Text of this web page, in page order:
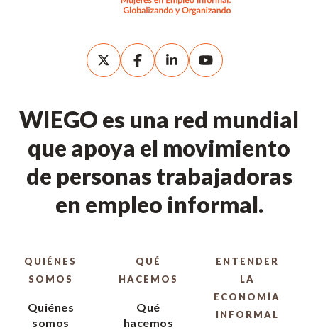
WIEGO es una red mundial
que apoya el movimiento
de personas trabajadoras
en empleo informal.
QUIÉNES
SOMOS
Quiénes
somos
QUÉ
HACEMOS
Qué
hacemos
ENTENDER
LA
ECONOMÍA
INFORMAL